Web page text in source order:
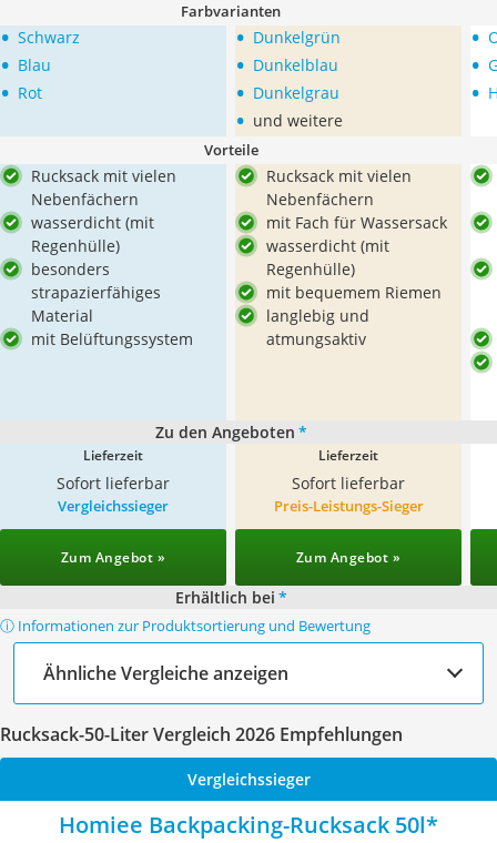
Farbvarianten
• Schwarz
• Blau
• Rot
• Dunkelgrün
• Dunkelblau
• Dunkelgrau
• und weitere
•
•
•
Vorteile
Rucksack mit vielen
Nebenfächern
wasserdicht (mit
Regenhülle)
besonders
strapazierfähiges
Material
mit Belüftungssystem
Rucksack mit vielen
Nebenfächern
mit Fach für Wassersack
wasserdicht (mit
Regenhülle)
mit bequemem Riemen
langlebig und
atmungsaktiv
Zu den Angeboten *
Lieferzeit
Sofort lieferbar
Lieferzeit
Sofort lieferbar
Vergleichssieger
Zum Angebot »
Preis-Leistungs-Sieger
Zum Angebot »
Erhältlich bei *
ⓘ Informationen zur Produktsortierung und Bewertung
Ähnliche Vergleiche anzeigen
Rucksack-50-Liter Vergleich 2026 Empfehlungen
Vergleichssieger
Homiee Backpacking-Rucksack 50l